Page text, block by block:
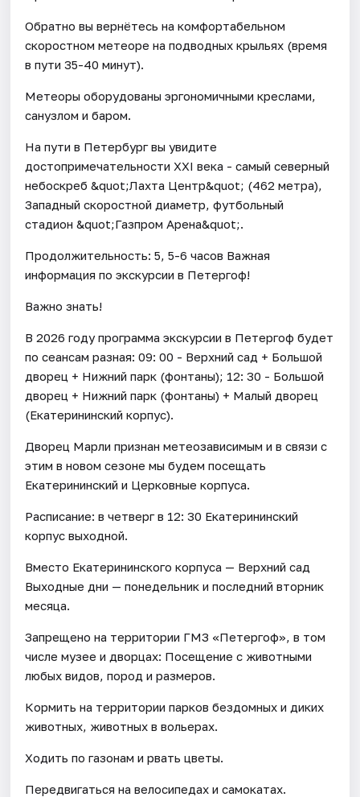
Обратно вы вернётесь на комфортабельном
скоростном метеоре на подводных крыльях (время
в пути 35-40 минут).
Метеоры оборудованы эргономичными креслами,
санузлом и баром.
На пути в Петербург вы увидите
достопримечательности XXI века - самый северный
небоскреб &quot;Лахта Центр&quot; (462 метра),
Западный скоростной диаметр, футбольный
стадион &quot;Газпром Арена&quot;.
Продолжительность: 5, 5-6 часов Важная
информация по экскурсии в Петергоф!
Важно знать!
В 2026 году программа экскурсии в Петергоф будет
по сеансам разная: 09: 00 - Верхний сад + Большой
дворец + Нижний парк (фонтаны); 12: 30 - Большой
дворец + Нижний парк (фонтаны) + Малый дворец
(Екатерининский корпус).
Дворец Марли признан метеозависимым и в связи с
этим в новом сезоне мы будем посещать
Екатерининский и Церковные корпуса.
Расписание: в четверг в 12: 30 Екатерининский
корпус выходной.
Вместо Екатерининского корпуса — Верхний сад
Выходные дни — понедельник и последний вторник
месяца.
Запрещено на территории ГМЗ «Петергоф», в том
числе музее и дворцах: Посещение с животными
любых видов, пород и размеров.
Кормить на территории парков бездомных и диких
животных, животных в вольерах.
Ходить по газонам и рвать цветы.
Передвигаться на велосипедах и самокатах.